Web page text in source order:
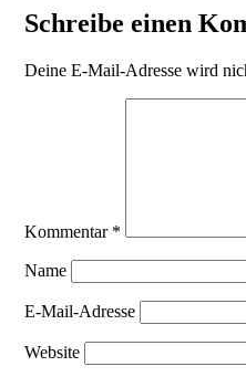
Schreibe einen
Deine E-Mail-Adresse wird
Kommentar *
Name
E-Mail-Adresse
Website